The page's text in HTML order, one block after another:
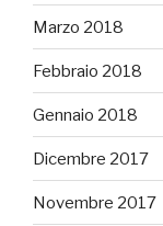
Marzo 2018
Febbraio 2018
Gennaio 2018
Dicembre 2017
Novembre 2017